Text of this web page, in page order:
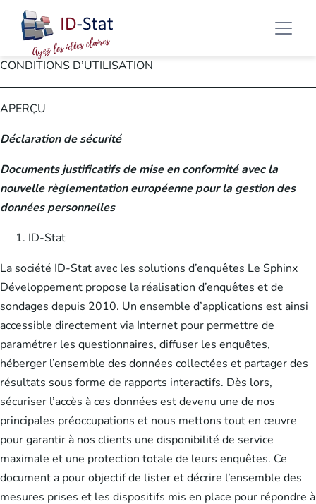
CONDITIONS D’UTILISATION
APERÇU
Déclaration de sécurité
Documents justificatifs de mise en conformité avec la
nouvelle règlementation européenne pour la gestion des
données personnelles
ID-Stat
La société ID-Stat avec les solutions d’enquêtes Le Sphinx
Développement propose la réalisation d’enquêtes et de
sondages depuis 2010. Un ensemble d’applications est ainsi
accessible directement via Internet pour permettre de
paramétrer les questionnaires, diffuser les enquêtes,
héberger l’ensemble des données collectées et partager des
résultats sous forme de rapports interactifs. Dès lors,
sécuriser l’accès à ces données est devenu une de nos
principales préoccupations et nous mettons tout en œuvre
pour garantir à nos clients une disponibilité de service
maximale et une protection totale de leurs enquêtes. Ce
document a pour objectif de lister et décrire l’ensemble des
mesures prises et les dispositifs mis en place pour répondre à